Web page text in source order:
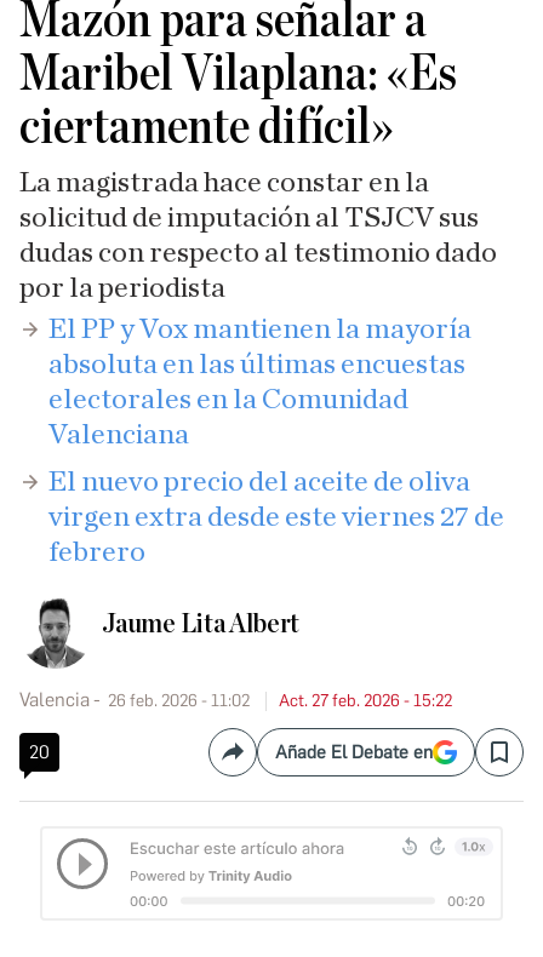
Mazón para señalar a
Maribel Vilaplana: «Es
ciertamente difícil»
La magistrada hace constar en la
solicitud de imputación al TSJCV sus
dudas con respecto al testimonio dado
por la periodista
El PP y Vox mantienen la mayoría
absoluta en las últimas encuestas
electorales en la Comunidad
Valenciana
El nuevo precio del aceite de oliva
virgen extra desde este viernes 27 de
febrero
Jaume Lita Albert
Valencia 26 feb. 2026 - 11:02 Act. 27 feb. 2026 - 15:22
20 CompartirAñade El Debate en Save